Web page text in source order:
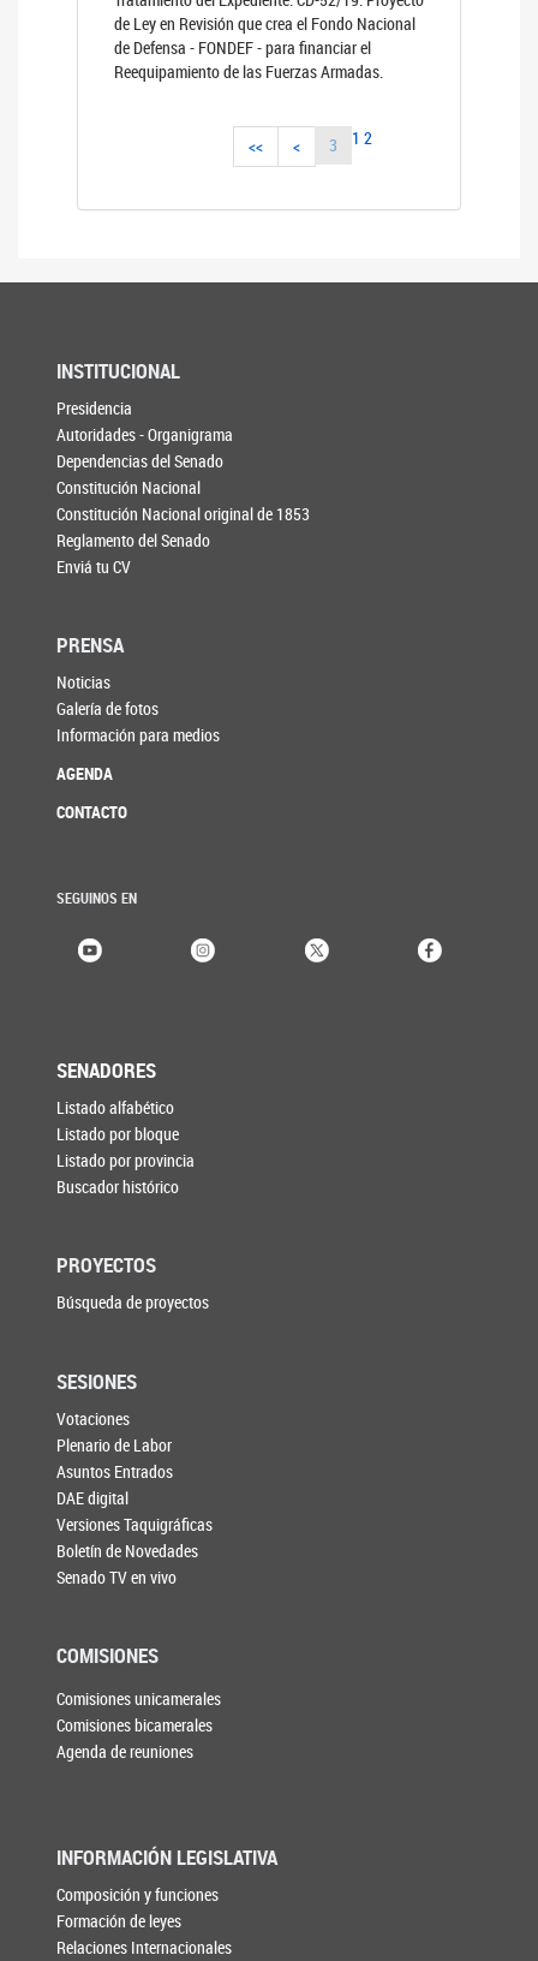
de Ley en Revisión que crea el Fondo Nacional
de Defensa - FONDEF - para financiar el
Reequipamiento de las Fuerzas Armadas.
<< < 1 2
3
INSTITUCIONAL
Presidencia
Autoridades - Organigrama
Dependencias del Senado
Constitución Nacional
Constitución Nacional original de 1853
Reglamento del Senado
Enviá tu CV
PRENSA
Noticias
Galería de fotos
Información para medios
AGENDA
CONTACTO
SEGUINOS EN
SENADORES
Listado alfabético
Listado por bloque
Listado por provincia
Buscador histórico
PROYECTOS
Búsqueda de proyectos
SESIONES
Votaciones
Plenario de Labor
Asuntos Entrados
DAE digital
Versiones Taquigráficas
Boletín de Novedades
Senado TV en vivo
COMISIONES
Comisiones unicamerales
Comisiones bicamerales
Agenda de reuniones
INFORMACIÓN LEGISLATIVA
Composición y funciones
Formación de leyes
Relaciones Internacionales